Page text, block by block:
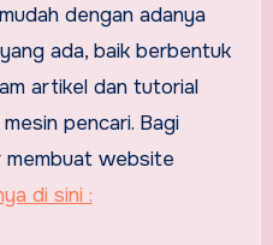
dengan adanya
ada, baik berbentuk
artikel dan tutorial
pencari. Bagi
membuat website
di sini :